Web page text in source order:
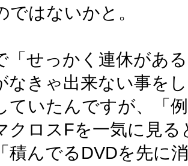
ではないかと。
「せっかく連休があ
なきゃ出来ない事を
ていたんですが、「
クロスFを一気に見
積んでるDVDを先に